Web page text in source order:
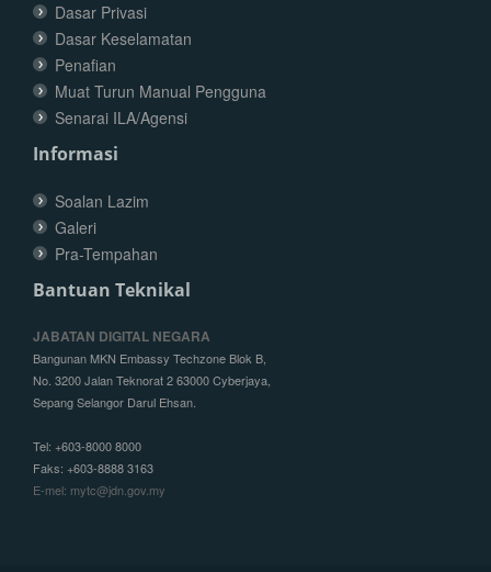
Dasar Privasi
Dasar Keselamatan
Penafian
Muat Turun Manual Pengguna
Senarai ILA/Agensi
Informasi
Soalan Lazim
Galeri
Pra-Tempahan
Bantuan Teknikal
JABATAN DIGITAL NEGARA
Bangunan MKN Embassy Techzone Blok B,
No. 3200 Jalan Teknorat 2 63000 Cyberjaya,
Sepang Selangor Darul Ehsan.
Tel: +603-8000 8000
Faks: +603-8888 3163
E-mel: mytc@jdn.gov.my